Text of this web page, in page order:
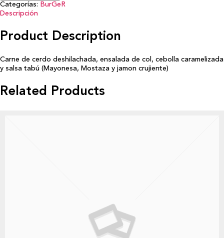
Categorías: BurGeR
Descripción
Product Description
Carne de cerdo deshilachada, ensalada de col, cebolla caramelizada
y salsa tabú (Mayonesa, Mostaza y jamon crujiente)
Related Products